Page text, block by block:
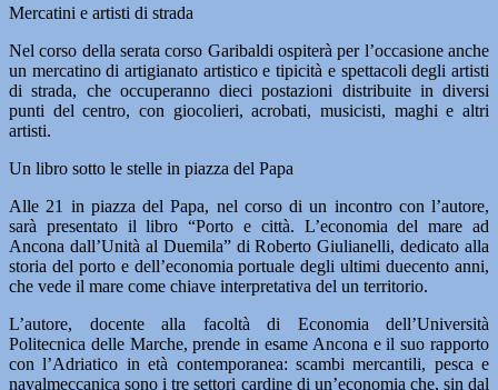
Mercatini e artisti di strada
Nel corso della serata corso Garibaldi ospiterà per l’occasione anche
un mercatino di artigianato artistico e tipicità e spettacoli degli artisti
di strada, che occuperanno dieci postazioni distribuite in diversi
punti del centro, con giocolieri, acrobati, musicisti, maghi e altri
artisti.
Un libro sotto le stelle in piazza del Papa
Alle 21 in piazza del Papa, nel corso di un incontro con l’autore,
sarà presentato il libro “Porto e città. L’economia del mare ad
Ancona dall’Unità al Duemila” di Roberto Giulianelli, dedicato alla
storia del porto e dell’economia portuale degli ultimi duecento anni,
che vede il mare come chiave interpretativa del un territorio.
L’autore, docente alla facoltà di Economia dell’Università
Politecnica delle Marche, prende in esame Ancona e il suo rapporto
con l’Adriatico in età contemporanea: scambi mercantili, pesca e
navalmeccanica sono i tre settori cardine di un’economia che, sin dal